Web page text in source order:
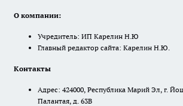
О компании:
Учредитель: ИП Карелин Н.Ю
Главный редактор сайта: Карелин Н.Ю.
Контакты
Адрес: 424000, Республика Марий Эл, г.
Палантая, д. 63В